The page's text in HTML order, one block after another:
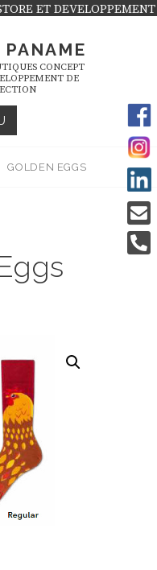
ET DEVELOPPEMENT
PANAME
CONCEPT
DE
GOLDEN EGGS